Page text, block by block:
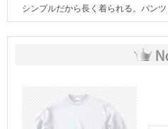
シンプルだから長く着られる。パン